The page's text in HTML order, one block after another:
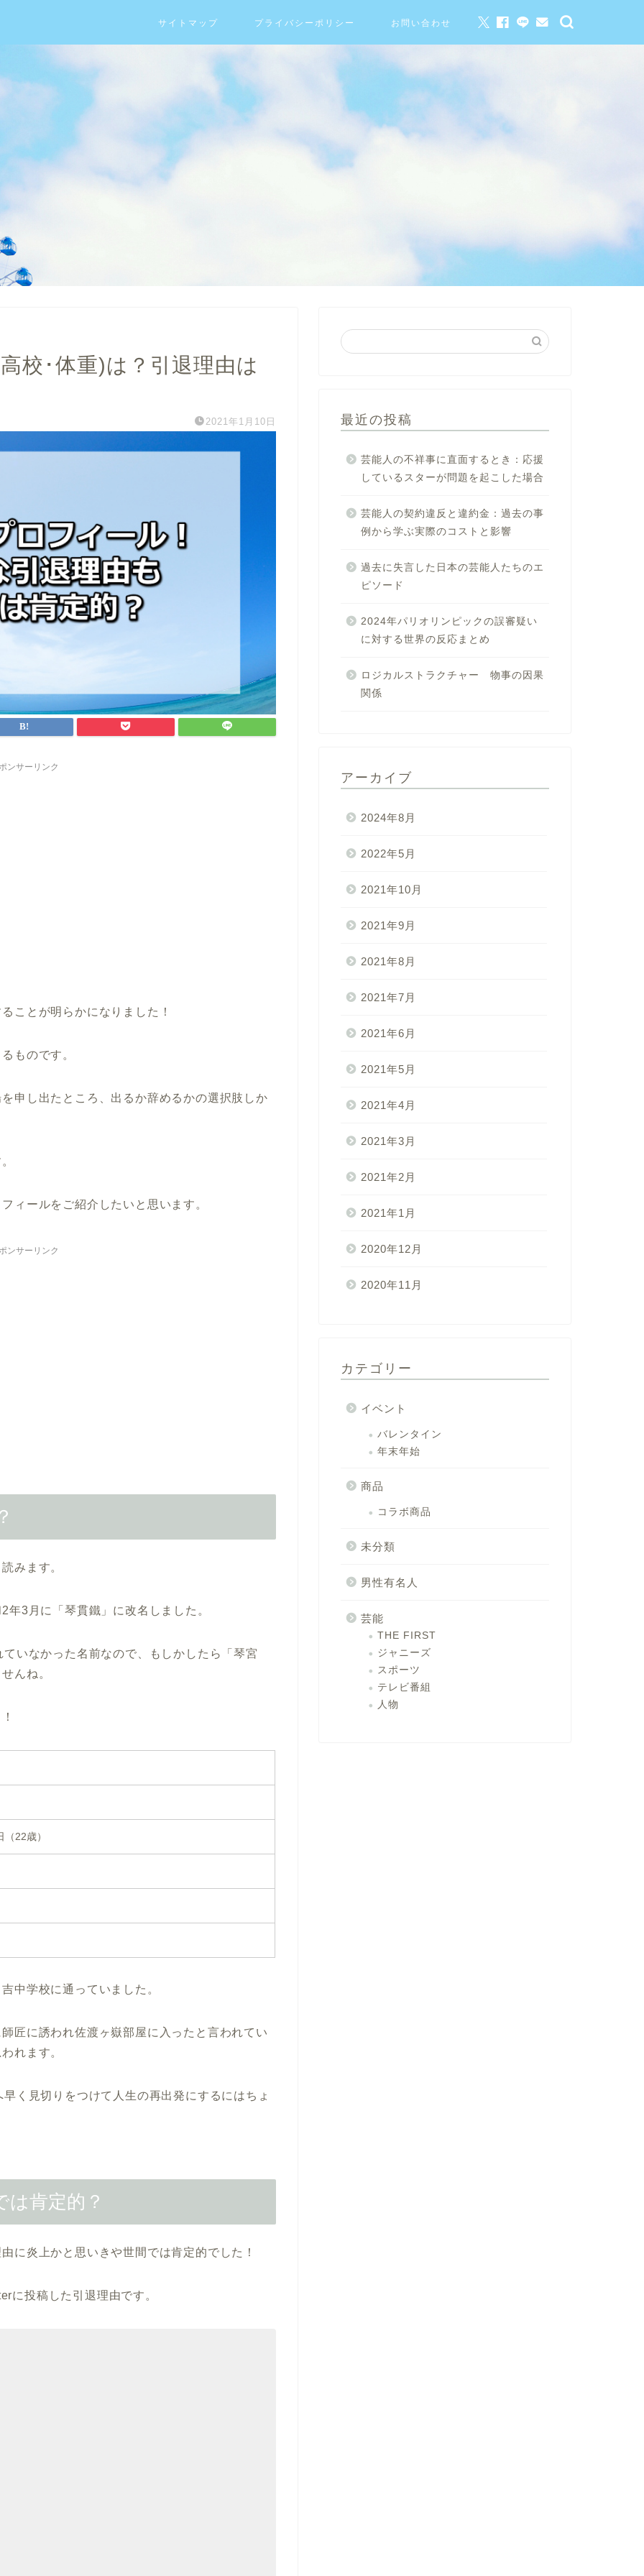
サイトマップ プライバシーポリシー お問い合わせ
校･体重)は？引退理由は
2021年1月10日
ンサーリンク
ことが明らかになりました！
ものです。
申し出たところ、出るか辞めるかの選択肢しか
ィールをご紹介したいと思います。
ンサーリンク
みます。
3月に「琴貫鐵」に改名しました。
いなかった名前なので、もしかしたら「琴宮
んね。
22歳）
中学校に通っていました。
匠に誘われ佐渡ヶ嶽部屋に入ったと言われてい
れます。
く見切りをつけて人生の再出発にするにはちょ
は肯定的？
に炎上かと思いきや世間では肯定的でした！
に投稿した引退理由です。
最近の投稿
芸能人の不祥事に直面するとき：応援
しているスターが問題を起こした場合
芸能人の契約違反と違約金：過去の事
例から学ぶ実際のコストと影響
過去に失言した日本の芸能人たちのエ
ピソード
2024年パリオリンピックの誤審疑い
に対する世界の反応まとめ
ロジカルストラクチャー 物事の因果
関係
アーカイブ
2024年8月
2022年5月
2021年10月
2021年9月
2021年8月
2021年7月
2021年6月
2021年5月
2021年4月
2021年3月
2021年2月
2021年1月
2020年12月
2020年11月
カテゴリー
イベント
バレンタイン
年末年始
商品
コラボ商品
未分類
男性有名人
芸能
THE FIRST
ジャニーズ
スポーツ
テレビ番組
人物